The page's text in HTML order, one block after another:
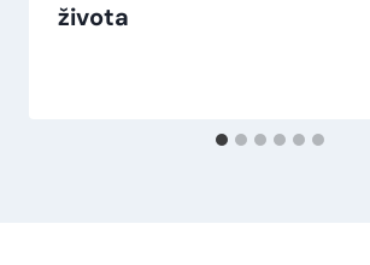
života